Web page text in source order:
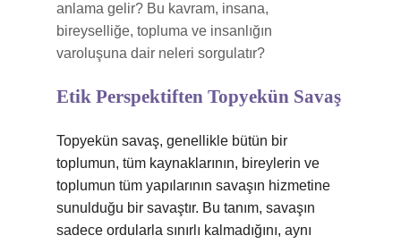
anlama gelir? Bu kavram, insana,
bireyselliğe, topluma ve insanlığın
varoluşuna dair neleri sorgulatır?
Etik Perspektiften Topyekün Savaş
Topyekün savaş, genellikle bütün bir
toplumun, tüm kaynaklarının, bireylerin ve
toplumun tüm yapılarının savaşın hizmetine
sunulduğu bir savaştır. Bu tanım, savaşın
sadece ordularla sınırlı kalmadığını, aynı